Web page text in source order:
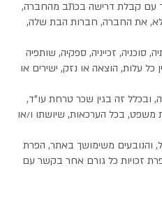
עם קבלת דרישה בכתב מהחברה,
את החברה, חברות הבת שלה,
סוכניה, זכייניה, ספקיה, שותפיה
כל עלות, הוצאה או נזק, ישירים או
ובכלל זה בגין שכר טרחת עו"ד,
משפט, בכל הערכאות, שיושתו ו/או
והנובעים משימושך באתר, הפרת
זכויות כל גורם אחר בקשר עם